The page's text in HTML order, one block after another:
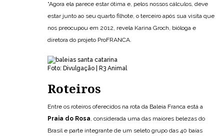
“Agora ela parece estar ótima e, pelos nossos cálculos, deve
estar junto ao seu quarto filhote, o terceiro após sua visita que
nos preocupou em 2012, revela Karina Groch, bióloga e
diretora do projeto ProFRANCA.
Foto: Divulgação | R3 Animal
Roteiros
Entre os roteiros oferecidos na rota da Baleia Franca está a
Praia do Rosa, considerada uma das maiores belezas do
Brasil e parte integrante de um seleto grupo das 40 baías